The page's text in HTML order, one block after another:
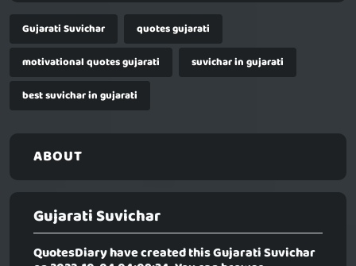
Gujarati Suvichar
quotes gujarati
motivational quotes gujarati
suvichar in gujarati
best suvichar in gujarati
ABOUT
Gujarati Suvichar
QuotesDiary have created thisGujarati Suvichar